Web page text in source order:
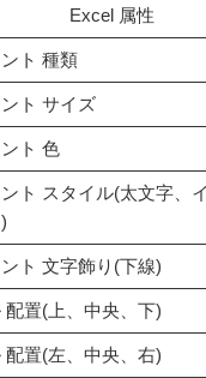
Excel 属性
ト 種類
ト サイズ
ト 色
ト スタイル(太文字、
ト 文字飾り(下線)
配置(上、中央、下)
配置(左、中央、右)